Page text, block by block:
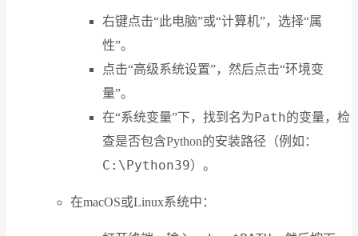
右键点击“此电脑”或“计算机”，选择“属
性”。
点击“高级系统设置”，然后点击“环境变
量”。
在“系统变量”下，找到名为 Path的变量，检
查是否包含Python的安装路径（例如：
C:\Python39）。
在macOS或Linux系统中：